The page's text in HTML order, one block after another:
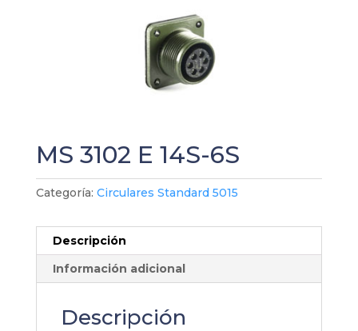
MS 3102 E 14S-6S
Categoría: Circulares Standard 5015
Descripción
Información adicional
Descripción